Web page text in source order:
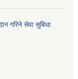
गरिने सेवा सुबिधा